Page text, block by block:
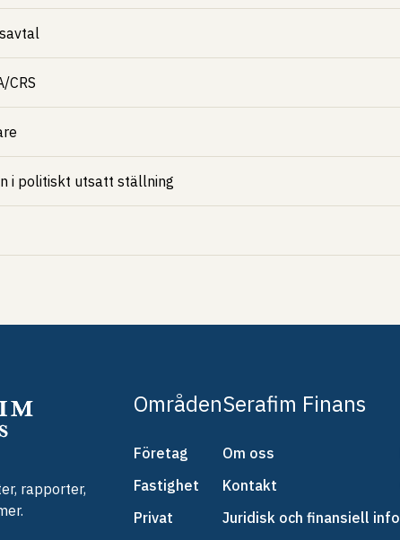
CRS
i politiskt utsatt ställning
rapporter,
Områden
Företag
Fastighet
Privat
Serafim Finans
Om oss
Kontakt
Juridisk och finansiell info